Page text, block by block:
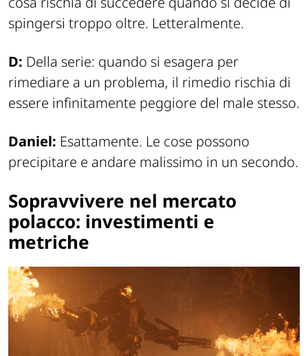
spingersi troppo oltre. Letteralmente.
D: Della serie: quando si esagera per
rimediare a un problema, il rimedio rischia di
essere infinitamente peggiore del male stesso.
Daniel: Esattamente. Le cose possono
precipitare e andare malissimo in un secondo.
Sopravvivere nel mercato
polacco: investimenti e
metriche